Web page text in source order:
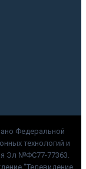
Федеральной
технологий и
Эл №ФС77-77363.
"Телевидение